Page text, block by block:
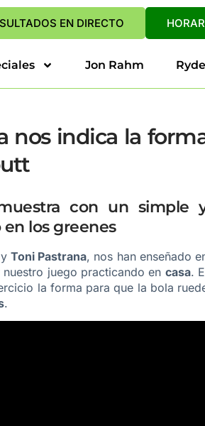
EN DIRECTO
Jon Rahm
nos indica la
con un simple
los greenes
y Toni Pastrana, nos han enseñado
juego practicando en casa.
la forma para que la bola
.